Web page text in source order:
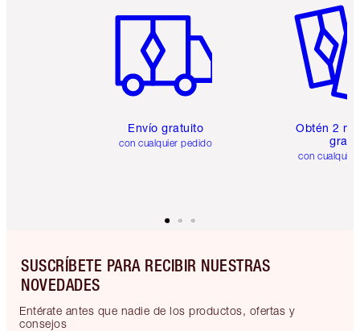
Envío gratuito
con cualquier pedido
Obtén 2
gratis
con
SUSCRÍBETE PARA RECIBIR NUESTRAS
NOVEDADES
Entérate antes que nadie de los productos, ofertas y
consejos